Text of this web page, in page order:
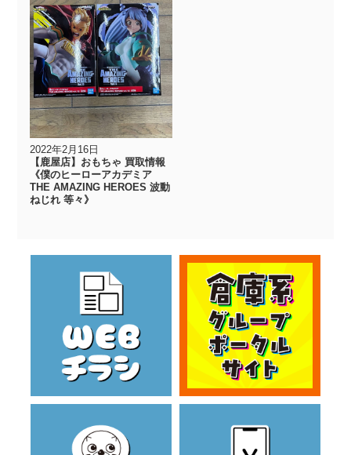
2022年2月16日
【鹿屋店】おもちゃ 買取情報
《僕のヒーローアカデミア
THE AMAZING HEROES 波動
ねじれ 等々》